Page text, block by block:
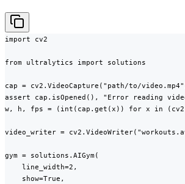
import cv2
from ultralytics import solutions
cap = cv2.VideoCapture("path/to/
assert cap.isOpened(), "Error reading
w, h, fps = (int(cap.get(x)) for x in
video_writer =
gym = solutions.AIGym(
    line_width=2,
    show=True,